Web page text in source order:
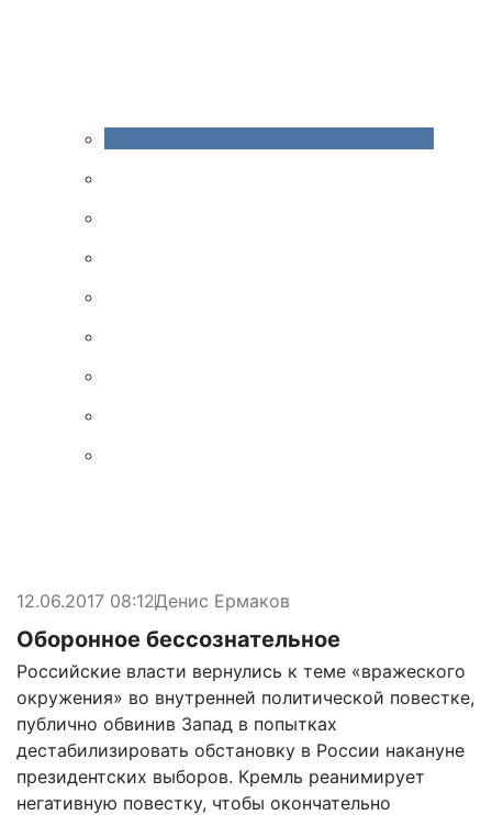
12.06.2017 08:12Денис Ермаков
Оборонное бессознательное
Российские власти вернулись к теме «вражеского
окружения» во внутренней политической повестке,
публично обвинив Запад в попытках
дестабилизировать обстановку в России накануне
президентских выборов. Кремль реанимирует
негативную повестку, чтобы окончательно